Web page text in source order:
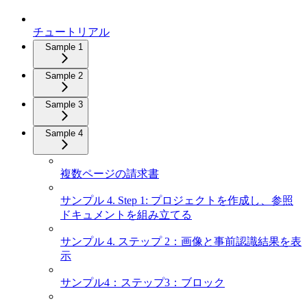
チュートリアル
Sample 1
Sample 2
Sample 3
Sample 4
複数ページの請求書
サンプル 4. Step 1: プロジェクトを作成し、参照
ドキュメントを組み立てる
サンプル 4. ステップ 2：画像と事前認識結果を表
示
サンプル4：ステップ3：ブロック